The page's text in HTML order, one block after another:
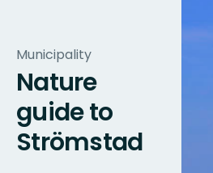
Municipality
Nature
guide to
Strömstad